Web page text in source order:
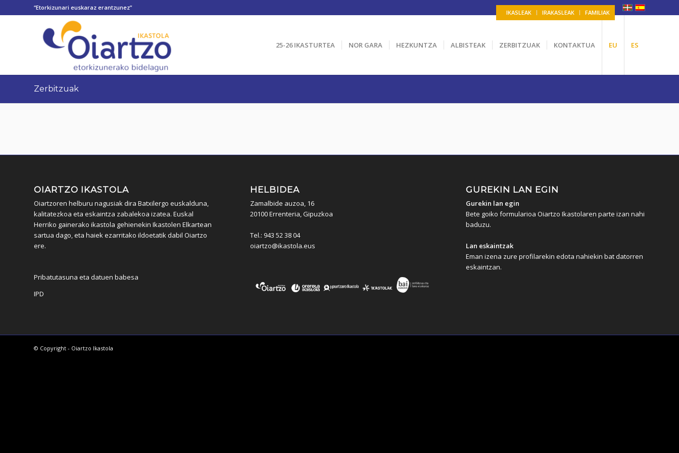
IKASLEAK IRAKASLEAK FAMILIAK
“Etorkizunari euskaraz erantzunez”
25-26 IKASTURTEA NOR GARA HEZKUNTZA ALBISTEAK ZERBITZUAK KONTAKTUA EU ES
Zerbitzuak
OIARTZO IKASTOLA
Oiartzoren helburu nagusiak dira Batxilergo euskalduna,
kalitatezkoa eta eskaintza zabalekoa izatea. Euskal
Herriko gainerako ikastola gehienekin Ikastolen Elkartean
sartua dago, eta haiek ezarritako ildoetatik dabil Oiartzo
ere.
Pribatutasuna eta datuen babesa
IPD
HELBIDEA
Zamalbide auzoa, 16
20100 Errenteria, Gipuzkoa
Tel.: 943 52 38 04
oiartzo@ikastola.eus
GUREKIN LAN EGIN
Gurekin lan egin
Bete goiko formularioa Oiartzo Ikastolaren parte izan nahi
baduzu.
Lan eskaintzak
Eman izena zure profilarekin edota nahiekin bat datorren
eskaintzan.
© Copyright - Oiartzo Ikastola